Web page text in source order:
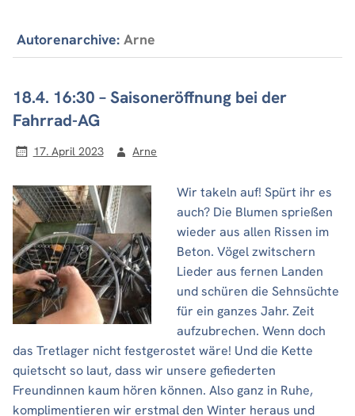
Autorenarchive:Arne
18.4. 16:30 – Saisoneröffnung bei der
Fahrrad-AG
17. April 2023 Arne
Wir takeln auf! Spürt ihr es
auch? Die Blumen sprießen
wieder aus allen Rissen im
Beton. Vögel zwitschern
Lieder aus fernen Landen
und schüren die Sehnsüchte
für ein ganzes Jahr. Zeit
aufzubrechen. Wenn doch
das Tretlager nicht festgerostet wäre! Und die Kette
quietscht so laut, dass wir unsere gefiederten
Freundinnen kaum hören können. Also ganz in Ruhe,
komplimentieren wir erstmal den Winter heraus und